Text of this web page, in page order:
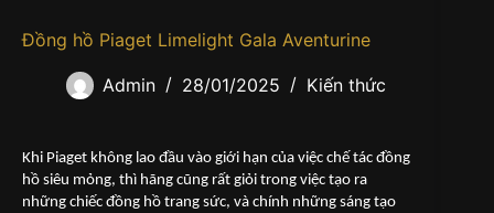
Đồng hồ Piaget Limelight Gala Aventurine
Admin 28/01/2025 Kiến thức
Khi Piaget không lao đầu vào giới hạn của việc chế tác đồng
hồ siêu mỏng, thì hãng cũng rất giỏi trong việc tạo ra
những chiếc đồng hồ trang sức, và chính những sáng tạo